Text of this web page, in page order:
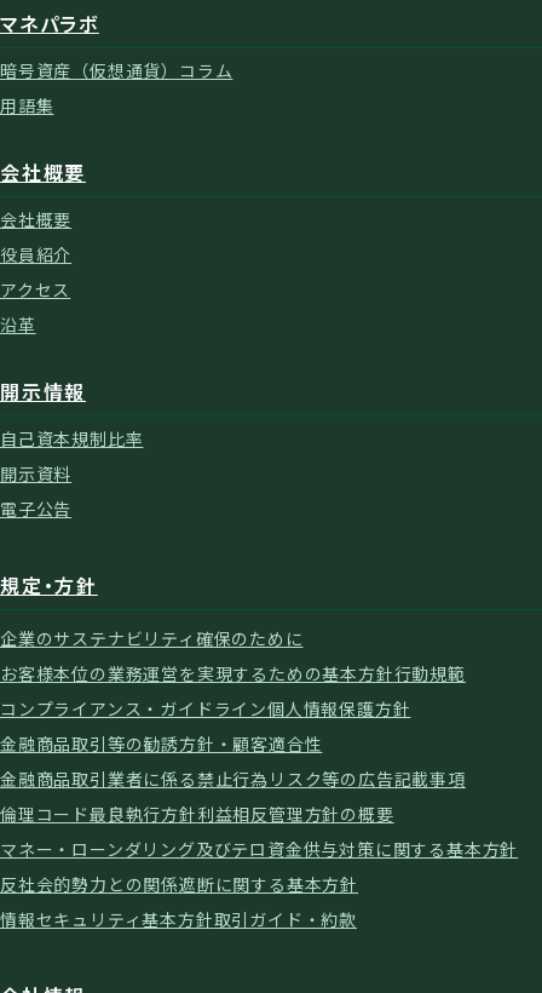
マネパラボ
暗号資産（仮想通貨）コラム
用語集
会社概要
会社概要
役員紹介
アクセス
沿革
開示情報
自己資本規制比率
開示資料
電子公告
規定・方針
企業のサステナビリティ確保のために
お客様本位の業務運営を実現するための基本方針行動規範
コンプライアンス・ガイドライン個人情報保護方針
金融商品取引等の勧誘方針・顧客適合性
金融商品取引業者に係る禁止行為 リスク等の広告記載事項
倫理コード最良執行方針利益相反管理方針の概要
マネー・ローンダリング及びテロ資金供与対策に関する基本方針
反社会的勢力との関係遮断に関する基本方針
情報セキュリティ基本方針取引ガイド・約款